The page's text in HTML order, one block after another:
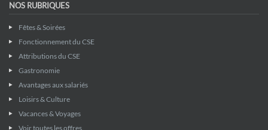
NOS RUBRIQUES
Fêtes & Soirées
Fonctionnement du CSE
Attributions du CSE
Gastronomie
Avantages aux salariés
Loisirs & Culture
Vacances & Voyages
Voir toutes les offres